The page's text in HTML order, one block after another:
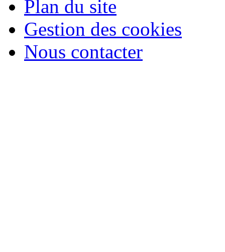
Plan du site
Gestion des cookies
Nous contacter